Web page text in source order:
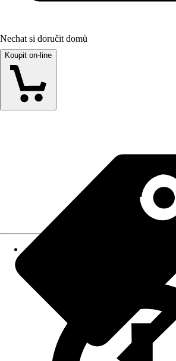
Nechat si doručit domů
Koupit on-line